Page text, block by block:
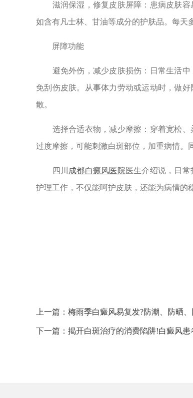
滋润保湿，修复皮肤屏障：患病皮肤容
如含有凡士林、甘油等成分的护肤品。每天
屏障功能
避免外伤，减少皮肤损伤：日常生活中
免刮伤皮肤。从事体力劳动或运动时，做
散。
选择合适衣物，减少摩擦：穿着宽松、
过度摩擦，可能刺激白斑部位，加重病情。
四川 成都白癜风医院医生介绍说，日
护理工作，不仅能呵护皮肤，还能为病情的
上一篇： 梅雨季白癜风易复发?防潮、防晒
下一篇： 揭开白斑治疗的消费陷阱!白癜风